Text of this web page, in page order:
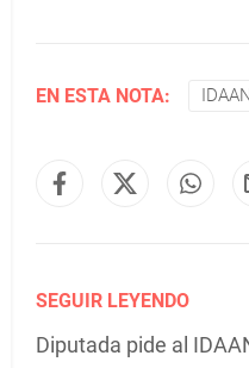
EN ESTA NOTA:
SEGUIR LEYENDO
Diputada pide al